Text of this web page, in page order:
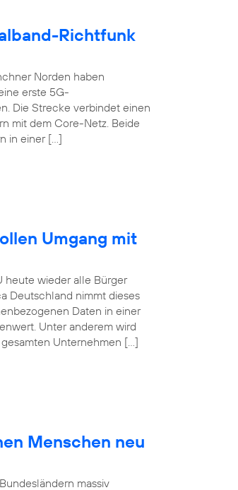
Richtfunk
Norden haben
erste 5G-
Die Strecke verbindet einen
mit dem Core-Netz. Beide
in einer […]
Umgang mit
heute wieder alle Bürger
Deutschland nimmt dieses
Daten in einer
Unter anderem wird
Unternehmen […]
Menschen neu
massiv